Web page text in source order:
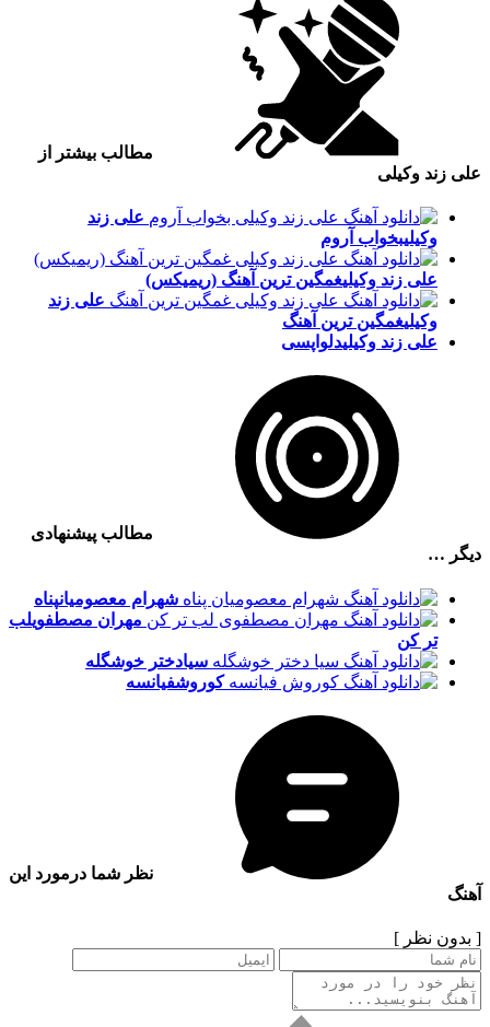
مطالب بیشتر از
علی زند وکیلی
علی زند
وکیلیبخواب آروم
علی زند وکیلیغمگین ترین آهنگ (ریمیکس)
علی زند
وکیلیغمگین ترین آهنگ
علی زند وکیلیدلواپسی
مطالب پیشنهادی
دیگر …
شهرام معصومیانپناه
مهران مصطفویلب
تر کن
سیادختر خوشگله
کوروشفیانسه
نظر شما درمورد این
آهنگ
[ بدون نظر ]